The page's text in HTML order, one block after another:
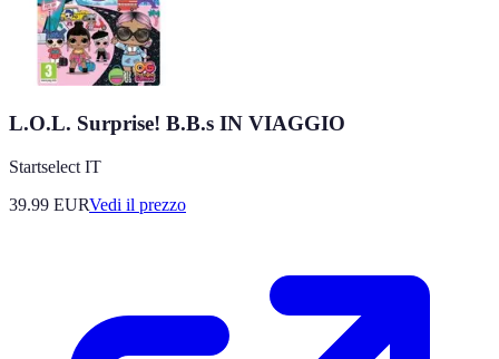
L.O.L. Surprise! B.B.s IN VIAGGIO
Startselect IT
39.99 EURVedi il prezzo